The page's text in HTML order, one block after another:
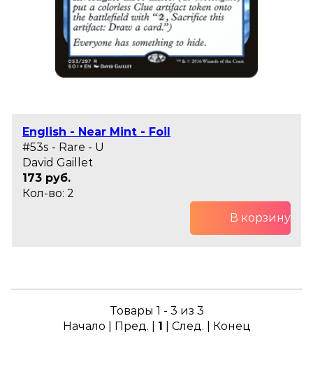
English - Near Mint - Foil
#53s - Rare - U
David Gaillet
173 руб.
Кол-во: 2
В корзину
Товары 1 - 3 из 3
Начало | Пред. | 1 | След. | Конец